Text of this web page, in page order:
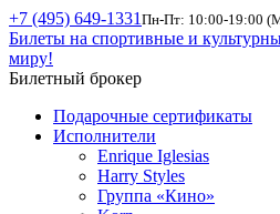
+7 (495) 649-1331 Пн-Пт: 10:00-19:00
Билеты на спортивные и
миру!
Билетный брокер
Подарочные сертификаты
Исполнители
Enrique Iglesias
Harry Styles
Группа «Кино»